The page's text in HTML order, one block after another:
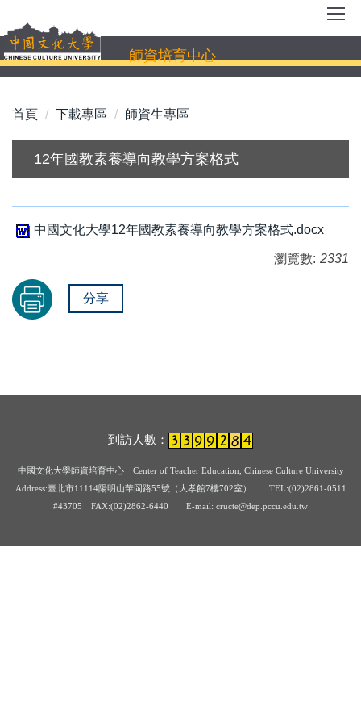
到
主
要
容
師資培育中心
首頁 下載專區 師資生專區
12年國教素養導向教學方案格式
中國文化大學12年國教素養導向教學方案格式.docx
瀏覽數: 2331
分享
到訪人數：
中國文化大學師資培育中心 Center of Teacher Education, Chinese Culture University
Address:臺北市11114陽明山華岡路55號（大孝館7樓702室） TEL:(02)2861-0511
#43705 FAX:(02)2862-6440 E-mail: cructe@dep.pccu.edu.tw